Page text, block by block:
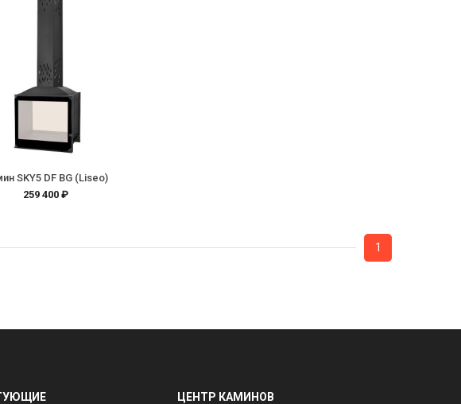
SKY5 DF BG (Liseo)
259 400 ₽
1
ЦЕНТР КАМИНОВ